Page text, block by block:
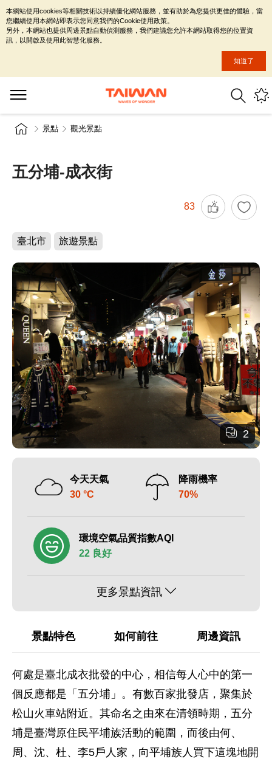
景點 觀光景點
五分埔-成衣街
83
臺北市 旅遊景點
2
今天天氣
30 °C
降雨機率
70%
環境空氣品質指數AQI
22 良好
更多景點資訊
景點特色 如何前往 周邊資訊
何處是臺北成衣批發的中心，相信每人心中的第一
個反應都是「五分埔」。有數百家批發店，聚集於
松山火車站附近。其命名之由來在清領時期，五分
埔是臺灣原住民平埔族活動的範圍，而後由何、
周、沈、杜、李5戶人家，向平埔族人買下這塊地開
本網站使用cookies等相關技術以持續優化網站服務，並有助於為您提供更佳的體驗，當
您繼續使用本網站即表示您同意我們的Cookie使用政策。
另外，本網站也提供周邊景點自動偵測服務，我們建議您允許本網站取得您的位置資
訊，以開啟及使用此智慧化服務。
知道了